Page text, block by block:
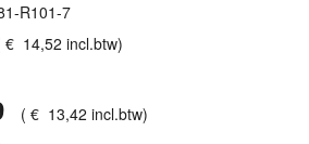
R101-7
€ 14,52 incl.btw)
(€ 13,42 incl.btw)